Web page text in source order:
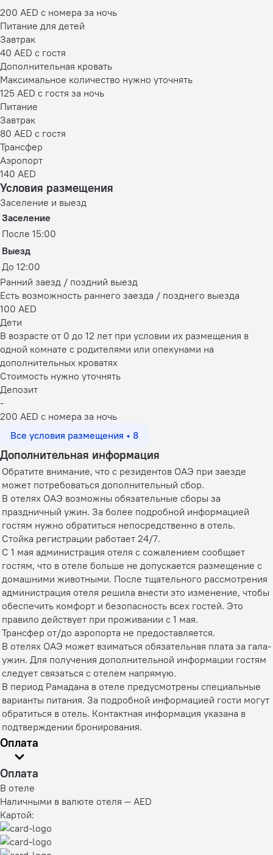
200 AED с номера за ночь
Питание для детей
Завтрак
40 AED c гостя
Дополнительная кровать
Максимальное количество нужно уточнять
125 AED с гостя за ночь
Питание
Завтрак
80 AED c гостя
Трансфер
Аэропорт
140 AED
Условия размещения
Заселение и выезд
Заселение
После 15:00
Выезд
До 12:00
Ранний заезд / поздний выезд
Есть возможность раннего заезда / позднего выезда
100 AED
Дети
В возрасте от 0 до 12 лет при условии их размещения в
одной комнате с родителями или опекунами на
дополнительных кроватях
Стоимость нужно уточнять
Депозит
-
200 AED с номера за ночь
Все условия размещения • 8
Дополнительная информация
Обратите внимание, что с резидентов ОАЭ при заезде
может потребоваться дополнительный сбор.
В отелях ОАЭ возможны обязательные сборы за
праздничный ужин. За более подробной информацией
гостям нужно обратиться непосредственно в отель.
Стойка регистрации работает 24/7.
С 1 мая администрация отеля с сожалением сообщает
гостям, что в отеле больше не допускается размещение с
домашними животными. После тщательного рассмотрения
администрация отеля решила внести это изменение, чтобы
обеспечить комфорт и безопасность всех гостей. Это
правило действует при проживании с 1 мая.
Трансфер от/до аэропорта не предоставляется.
В отелях ОАЭ может взиматься обязательная плата за гала-
ужин. Для получения дополнительной информации гостям
следует связаться с отелем напрямую.
В период Рамадана в отеле предусмотрены специальные
варианты питания. За подробной информацией гости могут
обратиться в отель. Контактная информация указана в
подтверждении бронирования.
Оплата
Оплата
В отеле
Наличными в валюте отеля — AED
Картой: